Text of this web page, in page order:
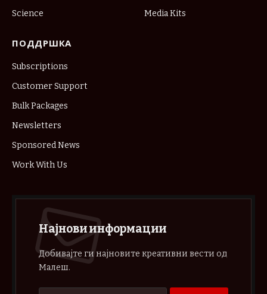
Science
Media Kits
ПОДДРШКА
Subscriptions
Customer Support
Bulk Packages
Newsletters
Sponsored News
Work With Us
Најнови информации
Добивајте ги најновите креативни вести од
Малеш.